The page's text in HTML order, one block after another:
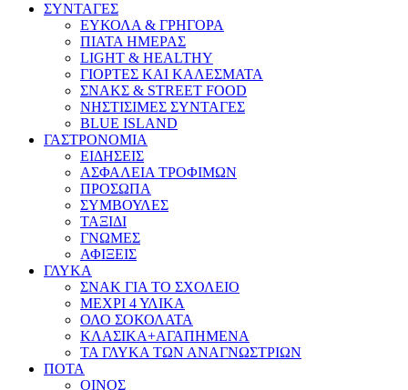
ΣΥΝΤΑΓΕΣ
ΕΥΚΟΛΑ & ΓΡΗΓΟΡΑ
ΠΙΑΤΑ ΗΜΕΡΑΣ
LIGHT & HEALTHY
ΓΙΟΡΤΕΣ ΚΑΙ ΚΑΛΕΣΜΑΤΑ
ΣΝΑΚΣ & STREET FOOD
ΝΗΣΤΙΣΙΜΕΣ ΣΥΝΤΑΓΕΣ
BLUE ISLAND
ΓΑΣΤΡΟΝΟΜΙΑ
ΕΙΔΗΣΕΙΣ
ΑΣΦΑΛΕΙΑ ΤΡΟΦΙΜΩΝ
ΠΡΟΣΩΠΑ
ΣΥΜΒΟΥΛΕΣ
ΤΑΞΙΔΙ
ΓΝΩΜΕΣ
ΑΦΙΞΕΙΣ
ΓΛΥΚΑ
ΣΝΑΚ ΓΙΑ ΤΟ ΣΧΟΛΕΙΟ
ΜΕΧΡΙ 4 ΥΛΙΚΑ
ΟΛΟ ΣΟΚΟΛΑΤΑ
ΚΛΑΣΙΚΑ+ΑΓΑΠΗΜΕΝΑ
ΤΑ ΓΛΥΚΑ ΤΩΝ ΑΝΑΓΝΩΣΤΡΙΩΝ
ΠΟΤΑ
ΟΙΝΟΣ